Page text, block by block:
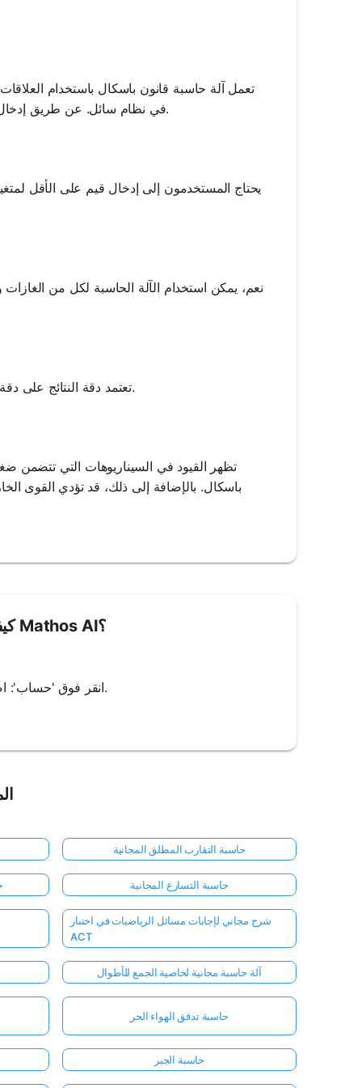
تعمل آلة حاسبة قانون باسكال باستخدام
في نظام سائل. عن طريق إدخال متغيرين معروفين، تقوم الآلة بحساب الثالث باستخدام الخوارزميات المدمجة.
يحتاج المستخدمون إلى إدخال قيم على الأقل
نعم، يمكن استخدام الآلة الحاسبة لكل من
تعتمد دقة النتائج على دقة القيم المدخلة. تم تصميم الآلة لتوفير نتائج دقيقة بناءً على المدخلات الصحيحة.
تظهر القيود في السيناريوهات التي تتضمن
باسكال. بالإضافة إلى ذلك، قد تؤدي القوى
كيفية استخدام حاسبة قانون باسكال من Mathos AI؟
3. انقر فوق 'حساب': اضغط على زر 'حساب' للعثور على القيمة المجهولة باستخدام قانون باسكال.
حاسبة التقارب المطلق المجانية
حاسبة التسارع المجانية
شرح مجاني لإجابات مسائل الرياضيات في اختبار
ACT
آلة حاسبة مجانية لخاصية الجمع للأطوال
حاسبة تدفق الهواء الحر
حاسبة الجبر